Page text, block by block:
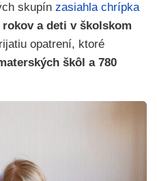
skupín zasiahla chrípka
rokov a deti v školskom
opatrení, ktoré
škôl a 780